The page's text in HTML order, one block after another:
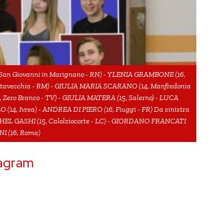
Giovanni in Marignano - RN) - YLENIA GRAMBONE (16,
- RM) - GIULIA MARIA SCARANO (14, Manfredonia
Branco - TV) - GIULIA MATERA (15, Salerno) - LUCA
(14, Ivrea) - ANDREA DI PIERO (16, Fiuggi - FR) Da sinistra
GASHI (15, Calolziocorte - LC) - GIORDANO FRANCATI
(16, Roma)